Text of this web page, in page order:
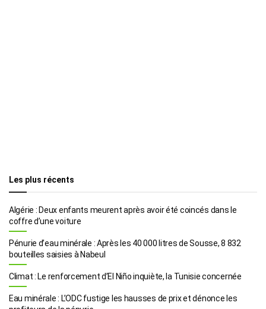
Les plus récents
Algérie : Deux enfants meurent après avoir été coincés dans le
coffre d’une voiture
Pénurie d’eau minérale : Après les 40 000 litres de Sousse, 8 832
bouteilles saisies à Nabeul
Climat : Le renforcement d’El Niño inquiète, la Tunisie concernée
Eau minérale : L’ODC fustige les hausses de prix et dénonce les